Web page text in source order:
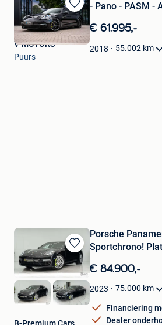
Bewaren
in
Mijn
Favorieten
- Pano - PASM -
€ 61.995,-
2018 55.002 km
V-MOTORS
Puurs
Bewaren
in
Mijn
Favorieten
Porsche
Sportchrono!
€ 84.900,-
2023 75.000 km
Financiering
Dealer